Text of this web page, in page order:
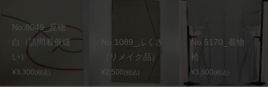
No.8049_反物
白（訪問着仮縫
い）
¥3,300(税込)
No.1089_ふくさ
（リメイク品）
¥2,500(税込)
No.5170_着物
袷
¥3,800(税込)